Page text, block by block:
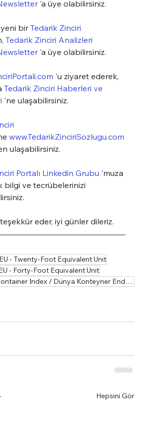
'a üye olabilirsiniz.
bir Tedarik Zinciri
Tedarik Zinciri Analizleri
'a üye olabilirsiniz.
'u ziyaret ederek,
Tedarik Zinciri Haberleri ve
'ne ulaşabilirsiniz.
www.TedarikZinciriSozlugu.com
ulaşabilirsiniz.
Portalı Linkedin Grubu 'muza
bilgi ve tecrübelerinizi
eder, iyi günler dileriz.
- Twenty-Foot Equivalent Unit
- Forty-Foot Equivalent Unit
WCI - World Container Index / Dünya Konteyner Endeksi
Hepsini Gör